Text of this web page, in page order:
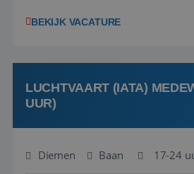
het samenstellen en boeken
deze onderdelen zijn nu
BEKIJK VACATURE
LUCHTVAART (IATA)
UUR)
Diemen Baan 17-24